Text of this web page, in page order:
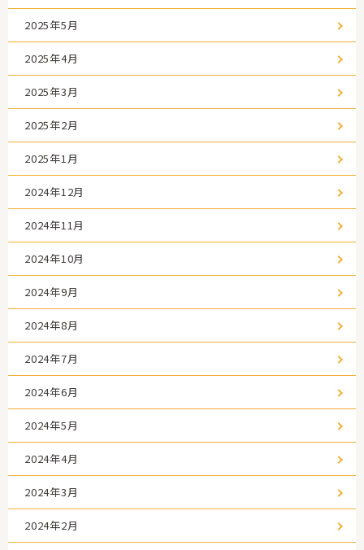
2025年5月
2025年4月
2025年3月
2025年2月
2025年1月
2024年12月
2024年11月
2024年10月
2024年9月
2024年8月
2024年7月
2024年6月
2024年5月
2024年4月
2024年3月
2024年2月